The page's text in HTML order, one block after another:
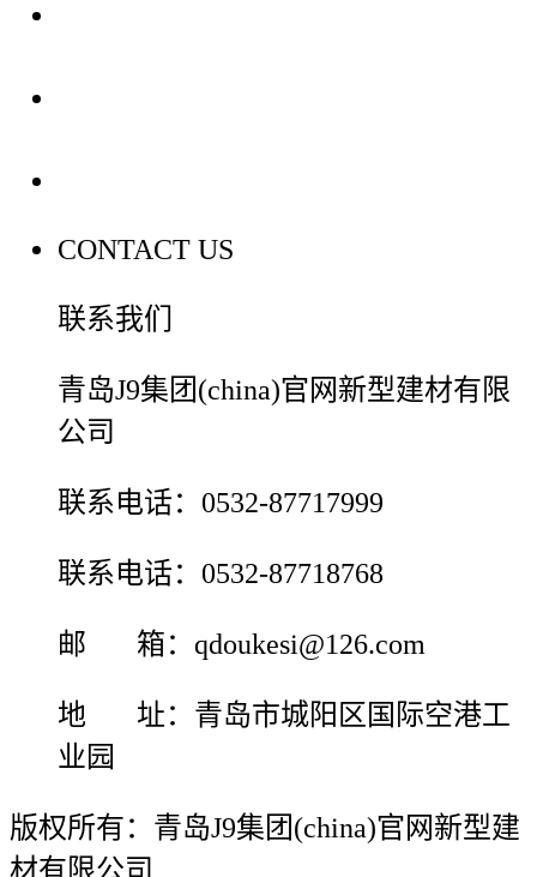
CONTACT US
联系我们
青岛J9集团(china)官网新型建材有限
公司
联系电话：0532-87717999
联系电话：0532-87718768
邮 箱：qdoukesi@126.com
地 址：青岛市城阳区国际空港工
业园
版权所有：青岛J9集团(china)官网新型建
材有限公司